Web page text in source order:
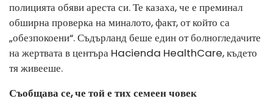
полицията обяви ареста си. Те казаха, че е преминал
обширна проверка на миналото, факт, от който са
„обезпокоени“. Съдърланд беше един от болногледачите
на жертвата в центъра Hacienda HealthCare, където
тя живееше.
Съобщава се, че той е тих семеен човек